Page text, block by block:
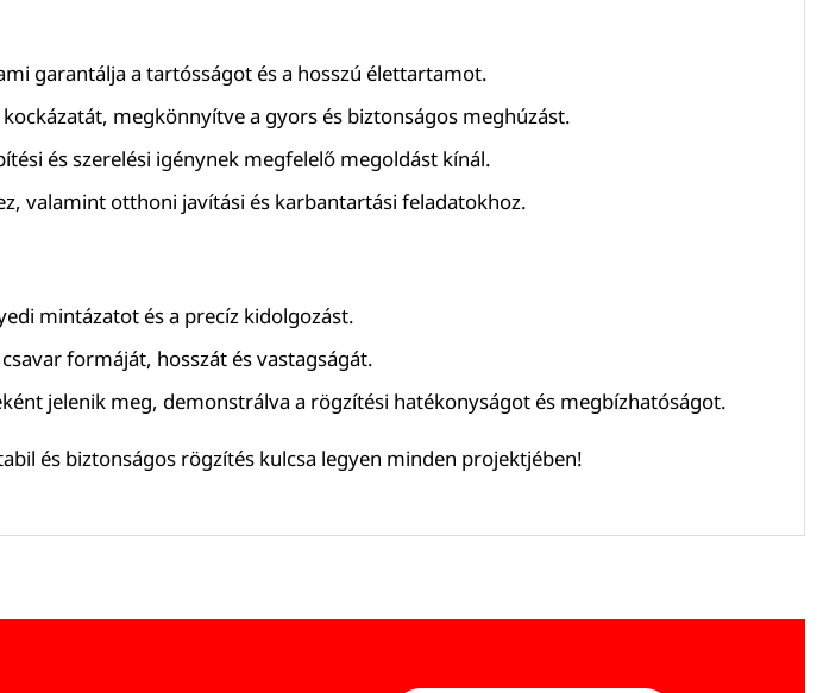
garantálja a tartósságot és a hosszú élettartamot.
megkönnyítve a gyors és biztonságos meghúzást.
és szerelési igénynek megfelelő megoldást kínál.
valamint otthoni javítási és karbantartási feladatokhoz.
mintázatot és a precíz kidolgozást.
formáját, hosszát és vastagságát.
jelenik meg, demonstrálva a rögzítési hatékonyságot és megbízhatóságot.
és biztonságos rögzítés kulcsa legyen minden projektjében!